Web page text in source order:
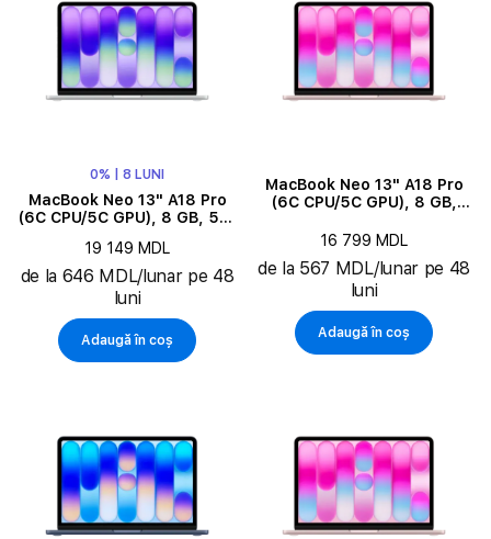
0% | 8 LUNI
MacBook Neo 13" A18 Pro
(6C CPU/5C GPU), 8 GB, 512
19 149 MDL
de la 646 MDL/lunar pe 48
luni
Adaugă în coș
MacBook Neo 13" A18 Pro
(6C CPU/5C GPU), 8 GB,
16 799 MDL
de la 567 MDL/lunar pe 48
luni
Adaugă în coș